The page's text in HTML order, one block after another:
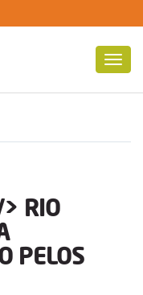
RIO
PELOS